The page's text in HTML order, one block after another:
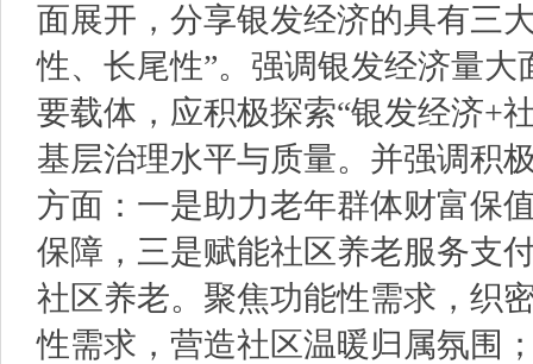
面展开，分享银发经济的具有三
性、长尾性”。强调银发经济量
要载体，应积极探索“银发经济+
基层治理水平与质量。并强调积
方面：一是助力老年群体财富保
保障，三是赋能社区养老服务支
社区养老。聚焦功能性需求，织
性需求，营造社区温暖归属氛围